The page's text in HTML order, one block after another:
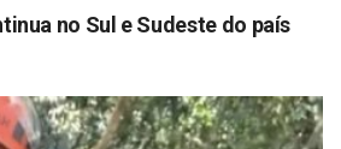
no Sul e Sudeste do país